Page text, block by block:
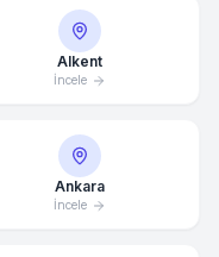
Alkent
İncele
Ankara
İncele